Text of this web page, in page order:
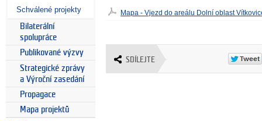
Schválené projekty
Bilaterální
spolupráce
Publikované výzvy
Strategické zprávy
a Výroční zasedání
Propagace
Mapa projektů
Mapa - Vjezd do areálu Dolní oblast
SDÍLEJTE